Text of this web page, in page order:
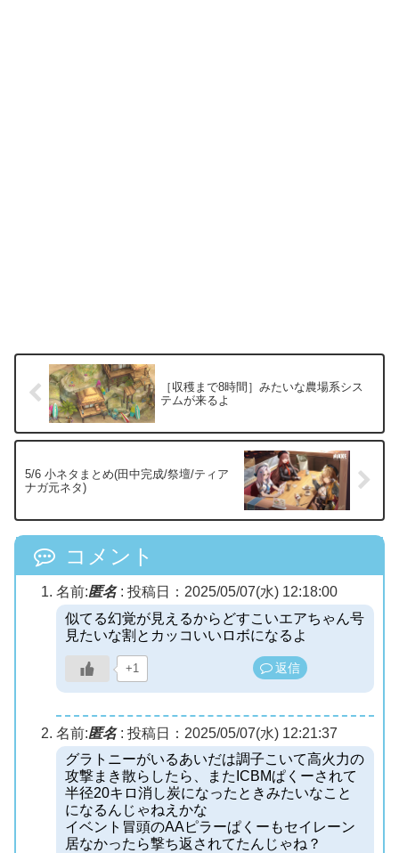
［収穫まで8時間］みたいな農場系シス
テムが来るよ
5/6 小ネタまとめ(田中完成/祭壇/ティア
ナガ元ネタ)
コメント
名前:匿名: 投稿日：2025/05/07(水) 12:18:00
似てる幻覚が見えるからどすこいエアちゃん号
見たいな割とカッコいいロボになるよ
+1 返信
名前:匿名: 投稿日：2025/05/07(水) 12:21:37
グラトニーがいるあいだは調子こいて高火力の
攻撃まき散らしたら、またICBMぱくーされて
半径20キロ消し炭になったときみたいなこと
になるんじゃねえかな
イベント冒頭のAAピラーぱくーもセイレーン
居なかったら撃ち返されてたんじゃね？